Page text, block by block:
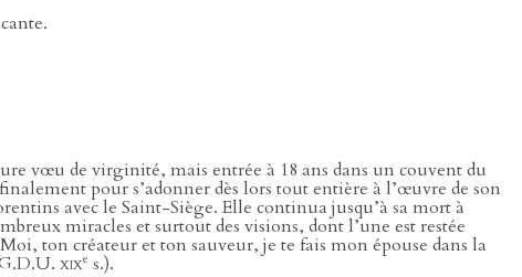
vœu de virginité, mais entrée à 18 ans dans un couvent du
pour s’adonner dès lors tout entière à l’œuvre de son
avec le Saint-Siège. Elle continua jusqu’à sa mort à
miracles et surtout des visions, dont l’une est restée
ton créateur et ton sauveur, je te fais mon épouse dans la
xixe s.).